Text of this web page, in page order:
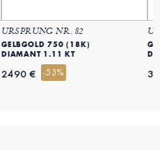
URSPRUNG NR. 82
GELBGOLD 750 (18K)
DIAMANT 1.11 KT
2490 € -53%